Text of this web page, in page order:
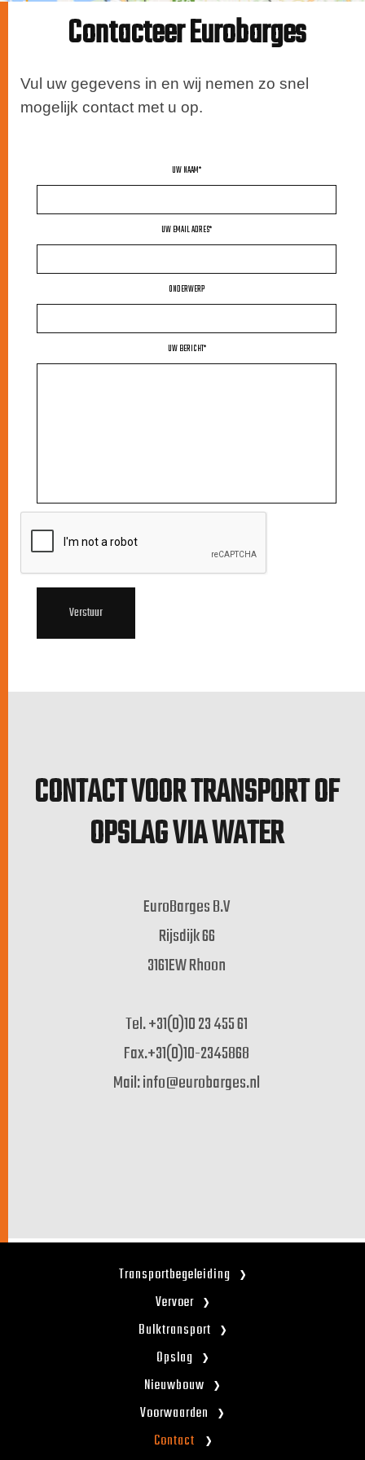
Contacteer Eurobarges
Vul uw gegevens in en wij nemen zo snel
mogelijk contact met u op.
UW NAAM*
UW EMAIL ADRES*
ONDERWERP
UW BERICHT*
CONTACT VOOR TRANSPORT OF
OPSLAG VIA WATER
EuroBarges B.V
Rijsdijk 66
3161EW Rhoon
Tel. +31(0)10 23 455 61
Fax.+31(0)10-2345868
Mail: info@eurobarges.nl
Transportbegeleiding
Vervoer
Bulktransport
Opslag
Nieuwbouw
Voorwaarden
Contact